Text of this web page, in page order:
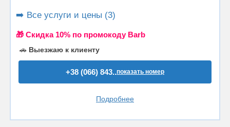
➡️ Все услуги и цены (3)
🎁 Cкидка 10% по промокоду Barb
🚗 Выезжаю к клиенту
+38 (066) 843..показать номер
Подробнее